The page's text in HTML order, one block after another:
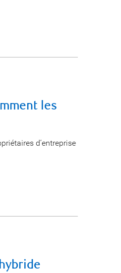
les
d’entreprise